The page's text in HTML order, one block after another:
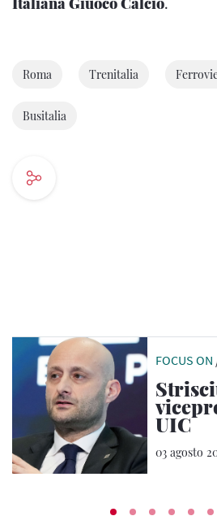
Roma Trenitalia
Busitalia
FOCUS ON
UIC
03 agosto